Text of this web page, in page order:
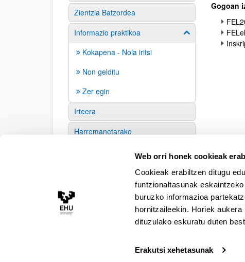
Web orri honek cookieak
Cookieak erabiltzen ditugu
funtzionaltasunak
buruzko informazioa
hornitzaileekin. Horiek
dituzulako eskuratu duten
Erakutsi xehetasunak
Zientzia Batzordea
Informazio praktikoa
Erakutsi/izkutatu
Kokapena - Nola iritsi
Non gelditu
Zer egin
Irteera
Harremanetarako
Gogoan